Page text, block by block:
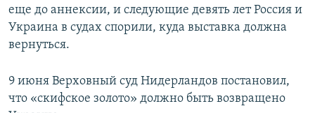
еще до аннексии, и следующие девять лет Россия и
Украина в судах спорили, куда выставка должна
вернуться.
9 июня Верховный суд Нидерландов постановил,
что «скифское золото» должно быть возвращено